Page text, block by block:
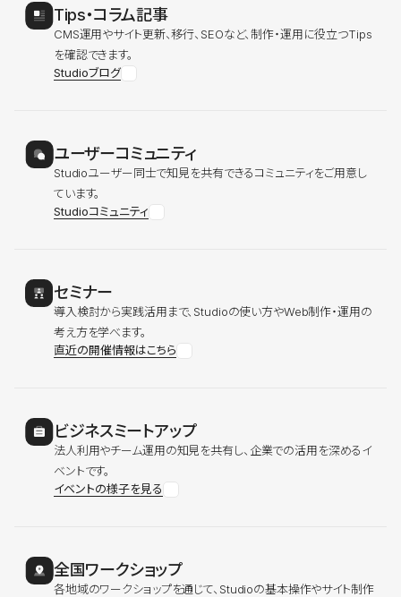
Tips・コラム記事
CMS運用やサイト更新、移行、SEOなど、制作・運用に役立つTips
を確認できます。
Studioブログ
ユーザーコミュニティ
Studioユーザー同士で知見を共有できるコミュニティをご用意し
ています。
Studioコミュニティ
セミナー
導入検討から実践活用まで、Studioの使い方やWeb制作・運用の
考え方を学べます。
直近の開催情報はこちら
ビジネスミートアップ
法人利用やチーム運用の知見を共有し、企業での活用を深めるイ
ベントです。
イベントの様子を見る
全国ワークショップ
各地域のワークショップを通じて、Studioの基本操作やサイト制作